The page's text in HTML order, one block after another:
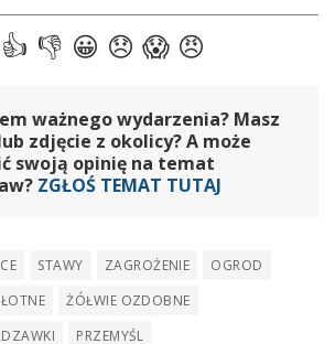
ważnego wydarzenia? Masz
zdjęcie z okolicy? A może
swoją opinię na temat
ZGŁOŚ TEMAT TUTAJ
STAWY ZAGROŻENIE
OGROD
ŻÓŁWIE OZDOBNE
PRZEMYŚL